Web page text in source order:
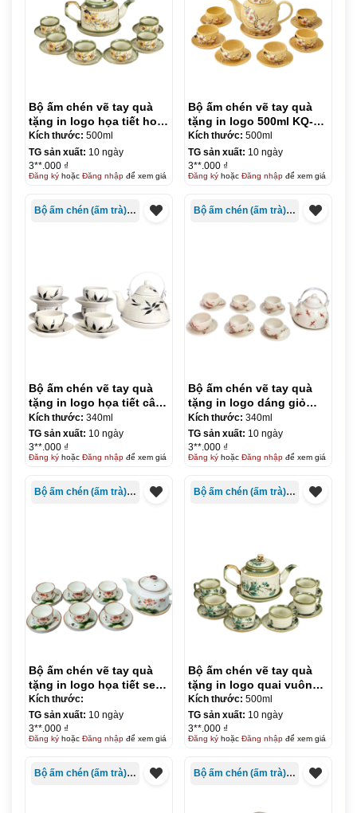
Bộ ấm chén vẽ tay quà
tặng in logo họa tiết hoa
mai vàng 500ml KQ-
ACVT09
Kích thước: 500ml
TG sản xuất: 10 ngày
3**.000 ₫
Đăng kýhoặc Đăng nhậpđể xem giá
Bộ ấm chén vẽ tay quà
tặng in logo 500ml KQ-
ACVT10
Kích thước: 500ml
TG sản xuất: 10 ngày
3**.000 ₫
Đăng kýhoặc Đăng nhậpđể xem giá
Bộ ấm chén (ấm trà) in logo
Bộ ấm chén vẽ tay quà
tặng in logo họa tiết cây
trúc dáng giỏ cua 340ml
KQ-ACVT11
Kích thước: 340ml
TG sản xuất: 10 ngày
3**.000 ₫
Đăng kýhoặc Đăng nhậpđể xem giá
Bộ ấm chén (ấm trà) in logo
Bộ ấm chén vẽ tay quà
tặng in logo dáng giỏ
cua quai nhôm 340ml KQ-
ACVT12
Kích thước: 340ml
TG sản xuất: 10 ngày
3**.000 ₫
Đăng kýhoặc Đăng nhậpđể xem giá
Bộ ấm chén (ấm trà) in logo
Bộ ấm chén vẽ tay quà
tặng in logo họa tiết sen
đỏ dáng vai vuông KQ-
ACVT13
Kích thước:
TG sản xuất: 10 ngày
3**.000 ₫
Đăng kýhoặc Đăng nhậpđể xem giá
Bộ ấm chén (ấm trà) in logo
Bộ ấm chén vẽ tay quà
tặng in logo quai vuông
500ml KQ-ACVT14
Kích thước: 500ml
TG sản xuất: 10 ngày
3**.000 ₫
Đăng kýhoặc Đăng nhậpđể xem giá
Bộ ấm chén (ấm trà) in logo Bộ ấm chén (ấm trà) in logo